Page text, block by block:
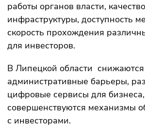
работы органов власти, качество
инфраструктуры, доступность
скорость прохождения
для инвесторов.
В Липецкой области снижаются
административные барьеры,
цифровые сервисы для бизнеса,
совершенствуются механизмы
с инвесторами.